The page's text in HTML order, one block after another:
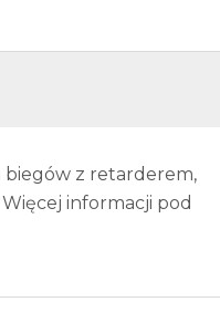
biegów z retarderem,
informacji pod